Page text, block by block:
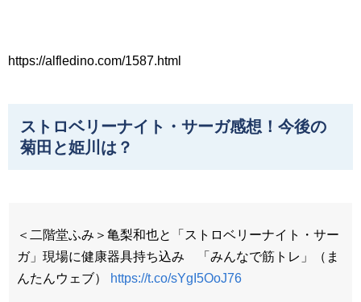
https://alfledino.com/1587.html
ストロベリーナイト・サーガ感想！今後の
菊田と姫川は？
＜二階堂ふみ＞亀梨和也と「ストロベリーナイト・サー
ガ」現場に健康器具持ち込み 「みんなで筋トレ」（ま
んたんウェブ）
https://t.co/sYgI5OoJ76